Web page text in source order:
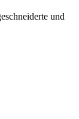
und